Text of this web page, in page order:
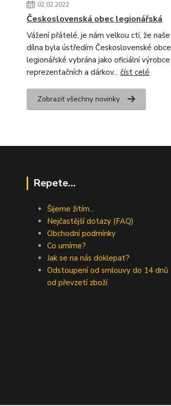
02.02.2022
Československá obec legionářská
Vážení přátelé, je nám velkou ctí, že naše
dílna byla ústředím Československé obce
legionářské vybrána jako oficiální výrobce
reprezentačních a dárkov... číst celé
Zobrazit všechny novinky
Repete...
Šijeme žitím...
Nejčastější dotazy (FAQ)
Obchodní podmínky
Co umíme?
Jak se na nás doklepat?
Odstoupení od smlouvy do 14 dnů
od převzetí zboží